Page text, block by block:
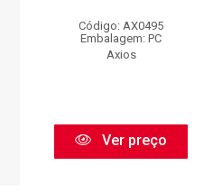
Código: AX0495
Embalagem: PC
Axios
Ver preço